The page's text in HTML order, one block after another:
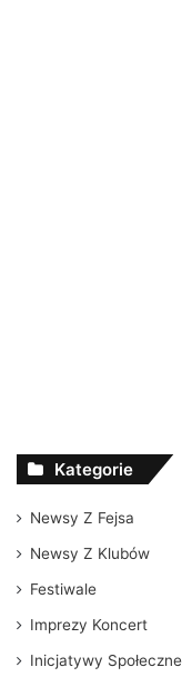
Kategorie
Newsy Z Fejsa
Newsy Z Klubów
Festiwale
Imprezy Koncert
Inicjatywy Społeczne